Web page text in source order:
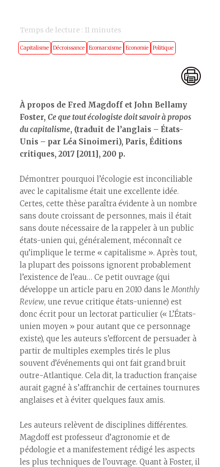
Temps de lecture : 11 minutes
Capitalisme Décroissance Ecomarxisme Economie Politique
À propos de Fred Magdoff et John Bellamy
Foster,Ce que tout écologiste doit savoir à propos
du capitalisme, (traduit de l’anglais – États-
Unis – par Léa Sinoimeri), Paris, Éditions
critiques, 2017 [2011], 200 p.
Démontrer pourquoi l’écologie est inconciliable
avec le capitalisme était une excellente idée.
Certes, cette thèse paraîtra évidente à un nombre
sans doute croissant de personnes, mais il était
sans doute nécessaire de la rappeler à un public
états-unien qui, généralement, méconnaît ce
qu’implique le terme « capitalisme ». Après tout,
la plupart des poissons ignorent probablement
l’existence de l’eau… Ce petit ouvrage (qui
développe un article paru en 2010 dans le Monthly
Review, une revue critique états-unienne) est
donc écrit pour un lectorat particulier (« L’États-
unien moyen » pour autant que ce personnage
existe), que les auteurs s’efforcent de persuader à
partir de multiples exemples tirés le plus
souvent d’événements qui ont fait grand bruit
outre-Atlantique. Cela dit, la traduction française
aurait gagné à s’affranchir de certaines tournures
anglaises et à éviter quelques faux amis.
Les auteurs relèvent de disciplines différentes.
Magdoff est professeur d’agronomie et de
pédologie et a manifestement rédigé les aspects
les plus techniques de l’ouvrage. Quant à Foster, il